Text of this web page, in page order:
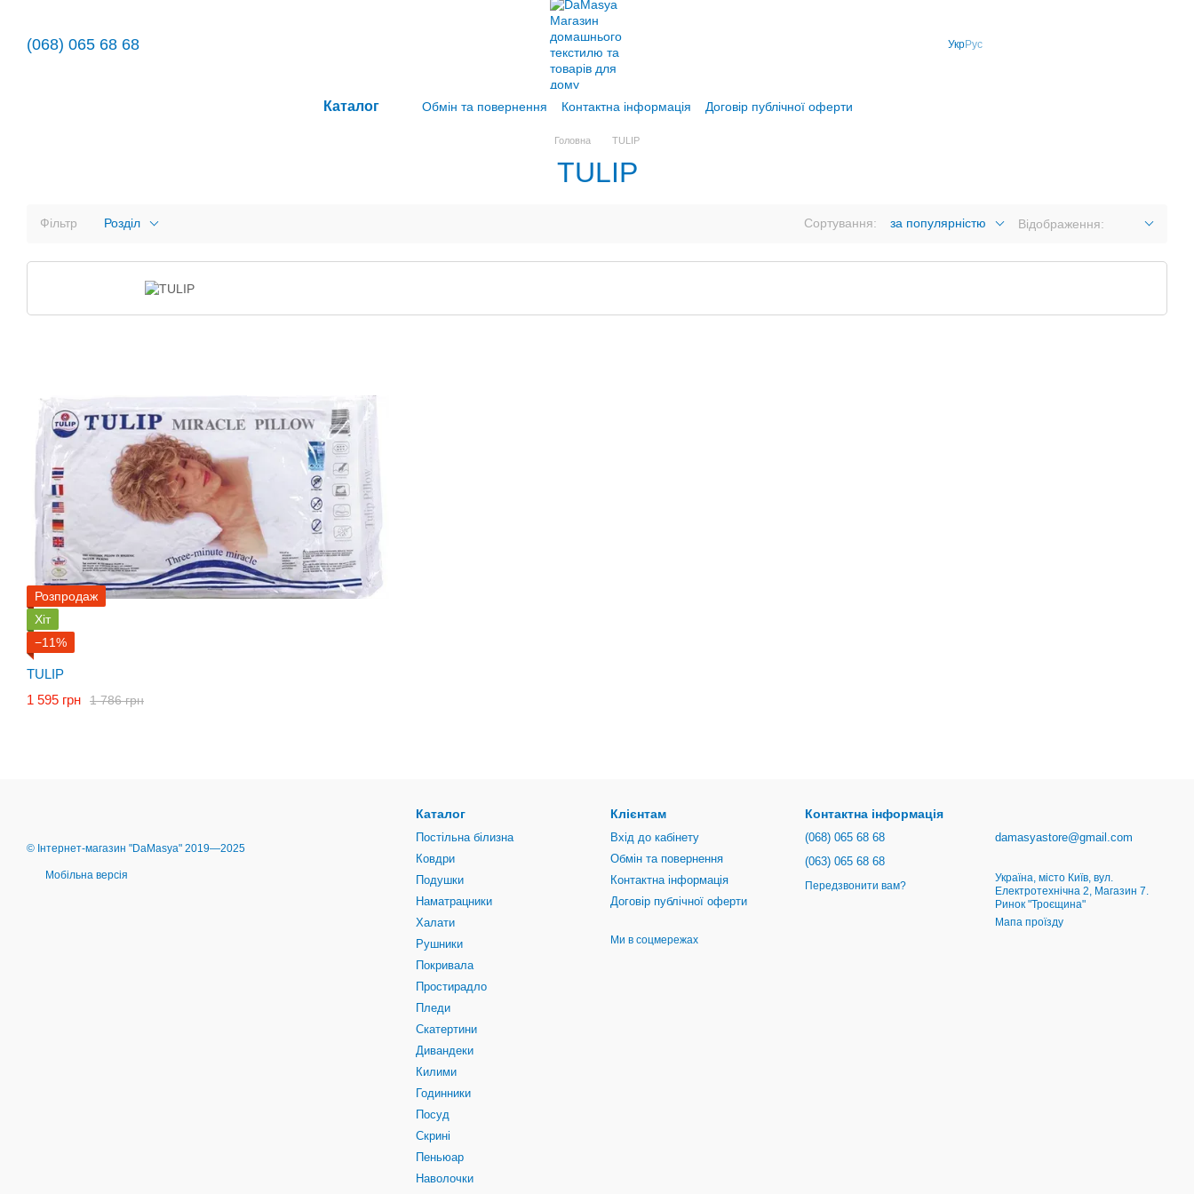
(068) 065 68 68 УкрРус
Каталог Обмін та повернення Контактна інформація Договір публічної оферти
Головна TULIP
TULIP
Фільтр Розділ Сортування: за популярністю Відображення:
Розпродаж
Хіт
−11%
TULIP
1 786 грн
1 595 грн
© Інтернет-магазин "DaMasya" 2019—2025
Мобільна версія
Каталог
Постільна білизна
Ковдри
Подушки
Наматрацники
Халати
Рушники
Покривала
Простирадло
Пледи
Скатертини
Дивандеки
Килими
Годинники
Посуд
Скрині
Пеньюар
Наволочки
Клієнтам
Вхід до кабінету
Обмін та повернення
Контактна інформація
Договір публічної оферти
Ми в соцмережах
Контактна інформація
(068) 065 68 68
(063) 065 68 68
Передзвонити вам?
damasyastore@gmail.com
Україна, місто Київ, вул.
Електротехнічна 2, Магазин 7.
Ринок "Троєщина"
Мапа проїзду